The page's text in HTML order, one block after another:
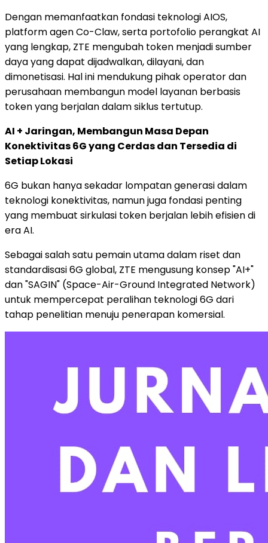
Dengan memanfaatkan fondasi teknologi AIOS,
platform agen Co-Claw, serta portofolio perangkat AI
yang lengkap, ZTE mengubah token menjadi sumber
daya yang dapat dijadwalkan, dilayani, dan
dimonetisasi. Hal ini mendukung pihak operator dan
perusahaan membangun model layanan berbasis
token yang berjalan dalam siklus tertutup.
AI + Jaringan, Membangun Masa Depan
Konektivitas 6G yang Cerdas dan Tersedia di
Setiap Lokasi
6G bukan hanya sekadar lompatan generasi dalam
teknologi konektivitas, namun juga fondasi penting
yang membuat sirkulasi token berjalan lebih efisien di
era AI.
Sebagai salah satu pemain utama dalam riset dan
standardisasi 6G global, ZTE mengusung konsep "AI+"
dan "SAGIN" (Space-Air-Ground Integrated Network)
untuk mempercepat peralihan teknologi 6G dari
tahap penelitian menuju penerapan komersial.